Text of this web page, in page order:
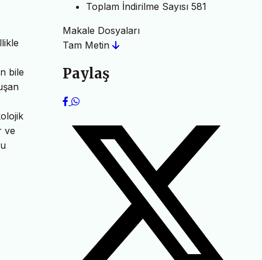
bile
ve
Toplam İndirilme Sayısı 581
Makale Dosyaları
Tam Metin
Paylaş